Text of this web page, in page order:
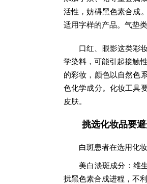
活性，妨碍黑色素合成
适用字样的产品。气垫
口红、眼影这类彩
学染料，可能引起接触
的彩妆，颜色以自然色
色化学成分。化妆工具
皮肤。
挑选化妆品要
白斑患者在选用化
美白淡斑成分：维
扰黑色素合成进程，不